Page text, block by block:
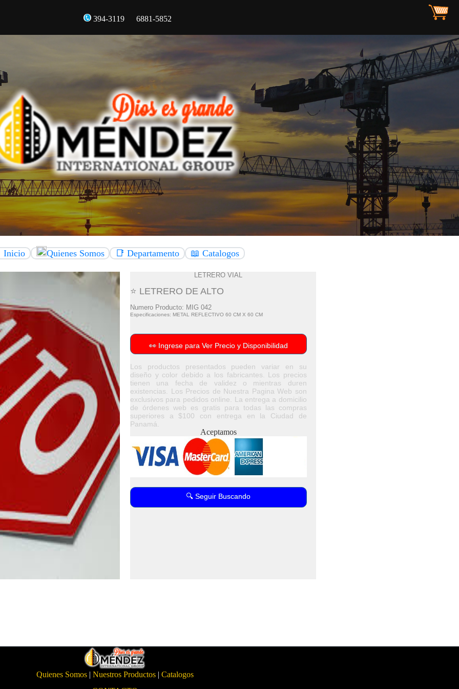
394-3119 6881-5852
Inicio Quienes Somos 📑 Departamento 📖 Catalogos
LETRERO VIAL
⭐ LETRERO DE ALTO
Numero Producto: MIG 042
Especificaciones: METAL REFLECTIVO 60 CM X 60 CM
👀 Ingrese para Ver Precio y Disponibilidad
Los productos presentados pueden variar en su
diseño y color debido a los fabricantes. Los precios
tienen una fecha de validez o mientras duren
existencias. Los Precios de Nuestra Pagina Web son
exclusivos para pedidos online. La entrega a domicilio
de órdenes web es gratis para todas las compras
superiores a $100 con entrega en la Ciudad de
Panamá.
Aceptamos
🔍 Seguir Buscando
Quienes Somos | Nuestros Productos | Catalogos